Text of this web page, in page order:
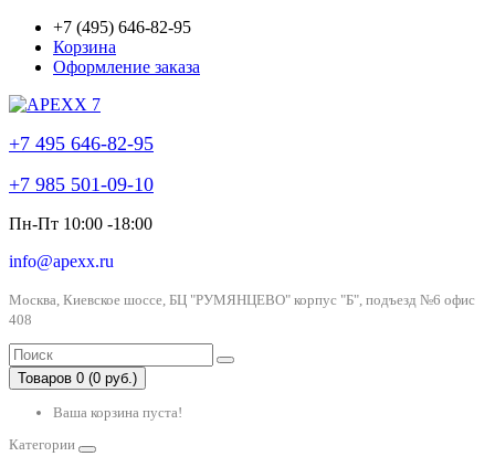
+7 (495) 646-82-95
Корзина
Оформление заказа
+7 495 646-82-95
+7 985 501-09-10
Пн-Пт 10:00 -18:00
info@apexx.ru
Москва, Киевское шоссе, БЦ "РУМЯНЦЕВО" корпус "Б", подъезд №6 офис
408
Товаров 0 (0 руб.)
Ваша корзина пуста!
Категории